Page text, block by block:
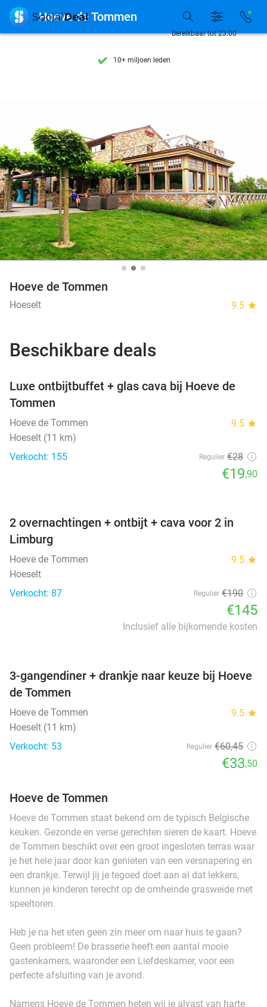
7 dagen per week beschikbaar
10+ miljoen leden
Bereikbaar tot 23:00
 Hoeve de Tommen
Hoeve de Tommen
Hoeselt 9.5 star
Beschikbare deals
Luxe ontbijtbuffet + glas cava bij Hoeve de
Tommen
Hoeve de Tommen 9.5 star
Hoeselt (11 km)
Verkocht: 155
Regulier €28
€19,90
2 overnachtingen + ontbijt + cava voor 2 in
Limburg
Hoeve de Tommen 9.5 star
Hoeselt
Verkocht: 87
Regulier €190
€145
Inclusief alle bijkomende kosten
3-gangendiner + drankje naar keuze bij Hoeve
de Tommen
Hoeve de Tommen 9.5 star
Hoeselt (11 km)
Verkocht: 53
Regulier €60,45
€33,50
Hoeve de Tommen
Hoeve de Tommen staat bekend om de typisch Belgische
keuken. Gezonde en verse gerechten sieren de kaart. Hoeve
de Tommen beschikt over een groot ingesloten terras waar
je het hele jaar door kan genieten van een versnapering en
een drankje. Terwijl jij je tegoed doet aan al dat lekkers,
kunnen je kinderen terecht op de omheinde grasweide met
speeltoren.
Heb je na het eten geen zin meer om naar huis te gaan?
Geen probleem! De brasserie heeft een aantal mooie
gastenkamers, waaronder een Liefdeskamer, voor een
perfecte afsluiting van je avond.
Namens Hoeve de Tommen heten wij je alvast van harte